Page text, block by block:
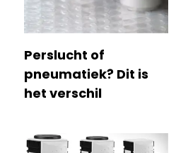
Perslucht of
pneumatiek? Dit is
het verschil